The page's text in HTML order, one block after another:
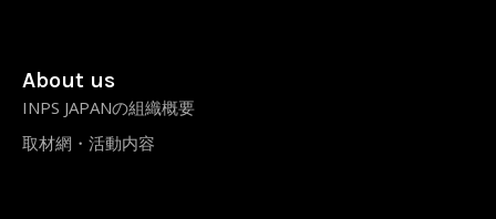
About us
INPS JAPANの組織概要
取材網・活動内容